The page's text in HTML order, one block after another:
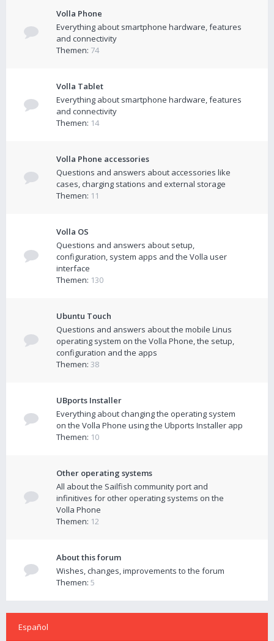
Volla Phone
Everything about smartphone hardware, features
and connectivity
Themen: 74
Volla Tablet
Everything about smartphone hardware, features
and connectivity
Themen: 14
Volla Phone accessories
Questions and answers about accessories like
cases, charging stations and external storage
Themen: 11
Volla OS
Questions and answers about setup,
configuration, system apps and the Volla user
interface
Themen: 130
Ubuntu Touch
Questions and answers about the mobile Linus
operating system on the Volla Phone, the setup,
configuration and the apps
Themen: 38
UBports Installer
Everything about changing the operating system
on the Volla Phone using the Ubports Installer app
Themen: 10
Other operating systems
All about the Sailfish community port and
infinitives for other operating systems on the
Volla Phone
Themen: 12
About this forum
Wishes, changes, improvements to the forum
Themen: 5
Español